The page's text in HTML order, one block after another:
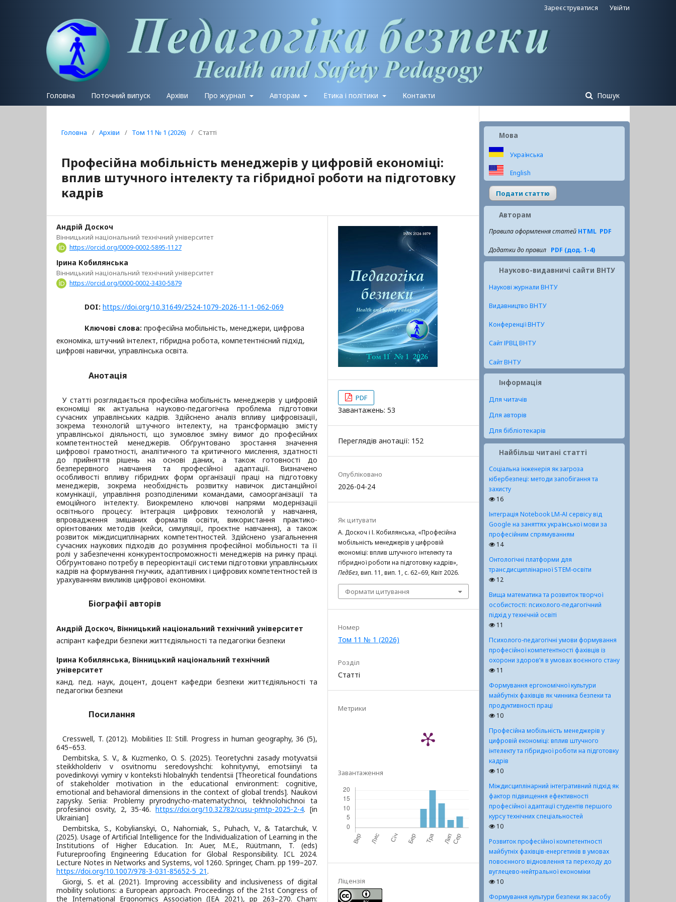
Головна Поточний випуск Архіви Про журнал Авторам Етика і політики Контакти Пошук
Зареєструватися Увійти
Головна / Архіви / Том 11 № 1 (2026) / Статті
Професійна мобільність менеджерів у цифровій економіці:
вплив штучного інтелекту та гібридної роботи на підготовку
кадрів
Андрій Доскоч
Вінницький національний технічний університет
https://orcid.org/0009-0002-5895-1127
Ірина Кобилянська
Вінницький національний технічний університет
https://orcid.org/0000-0002-3430-5879
DOI: https://doi.org/10.31649/2524-1079-2026-11-1-062-069
Ключові слова: професійна мобільність, менеджери, цифрова
економіка, штучний інтелект, гібридна робота, компетентнісний підхід,
цифрові навички, управлінська освіта.
Анотація
У статті розглядається професійна мобільність менеджерів у цифровій
економіці як актуальна науково-педагогічна проблема підготовки
сучасних управлінських кадрів. Здійснено аналіз впливу цифровізації,
зокрема технологій штучного інтелекту, на трансформацію змісту
управлінської діяльності, що зумовлює зміну вимог до професійних
компетентностей менеджерів. Обґрунтовано зростання значення
цифрової грамотності, аналітичного та критичного мислення, здатності
до прийняття рішень на основі даних, а також готовності до
безперервного навчання та професійної адаптації. Визначено
особливості впливу гібридних форм організації праці на підготовку
менеджерів, зокрема необхідність розвитку навичок дистанційної
комунікації, управління розподіленими командами, самоорганізації та
емоційного інтелекту. Виокремлено ключові напрями модернізації
освітнього процесу: інтеграція цифрових технологій у навчання,
впровадження змішаних форматів освіти, використання практико-
орієнтованих методів (кейси, симуляції, проєктне навчання), а також
розвиток міждисциплінарних компетентностей. Здійснено узагальнення
сучасних наукових підходів до розуміння професійної мобільності та її
ролі у забезпеченні конкурентоспроможності менеджерів на ринку праці.
Обґрунтовано потребу в переорієнтації системи підготовки управлінських
кадрів на формування гнучких, адаптивних і цифрових компетентностей із
урахуванням викликів цифрової економіки.
Біографії авторів
Андрій Доскоч, Вінницький національний технічний університет
аспірант кафедри безпеки життєдіяльності та педагогіки безпеки
Ірина Кобилянська, Вінницький національний технічний
університет
канд. пед. наук, доцент, доцент кафедри безпеки життєдіяльності та
педагогіки безпеки
Посилання
Cresswell, T. (2012). Mobilities II: Still. Progress in human geography, 36 (5),
645–653.
Dembitska, S. V., & Kuzmenko, O. S. (2025). Teoretychni zasady motyvatsii
steikkholderiv v osvitnomu seredovyshchi: kohnityvnyi, emotsiinyi ta
povedinkovyi vymiry v konteksti hlobalnykh tendentsii [Theoretical foundations
of stakeholder motivation in the educational environment: cognitive,
emotional and behavioral dimensions in the context of global trends]. Naukovi
zapysky. Seriia: Problemy pryrodnycho-matematychnoi, tekhnolohichnoi ta
profesiinoi osvity, 2, 35-46.https://doi.org/10.32782/cusu-pmtp-2025-2-4. [in
Ukrainian]
Dembitska, S., Kobylianskyi, O., Nahorniak, S., Puhach, V., & Tatarchuk, V.
(2025). Usage of Artificial Intelligence for the Individualization of Learning in the
Institutions of Higher Education. In: Auer, M.E., Rüütmann, T. (eds)
Futureproofing Engineering Education for Global Responsibility. ICL 2024.
Lecture Notes in Networks and Systems, vol 1260. Springer, Cham. pp 199–207.
https://doi.org/10.1007/978-3-031-85652-5_21.
Giorgi, S. et al. (2021). Improving accessibility and inclusiveness of digital
mobility solutions: a European approach. Proceedings of the 21st Congress of
the International Ergonomics Association (IEA 2021), pp 263–270. Cham:
PDF
Завантажень: 53
Переглядів анотації: 152
Опубліковано
2026-04-24
Як цитувати
А. Доскоч і І. Кобилянська, «Професійна
мобільність менеджерів у цифровій
економіці: вплив штучного інтелекту та
гібридної роботи на підготовку кадрів»,
ПедБез, вип. 11, вип. 1, с. 62–69, Квіт 2026.
Формати цитування
Номер
Том 11 № 1 (2026)
Розділ
Статті
Метрики
Завантаження
Ліцензія
Мова
Українська
English
Подати статтю
Авторам
Правила оформлення статей HTML PDF
Додатки до правил PDF (дод. 1-4)
Науково-видавничі сайти ВНТУ
Наукові журнали ВНТУ
Видавництво ВНТУ
Конференції ВНТУ
Сайт ІРВЦ ВНТУ
Сайт ВНТУ
Інформація
Для читачів
Для авторів
Для бібліотекарів
Найбільш читані статті
Соціальна інженерія як загроза
кібербезпеці: методи запобігання та
захисту
16
Інтеграція Notebook LM-АІ сервісу від
Google на заняттях української мови за
професійним спрямуванням
14
Онтологічні платформи для
трансдисциплінарної STEM-освіти
12
Вища математика та розвиток творчої
особистості: психолого-педагогічний
підхід у технічній освіті
11
Психолого-педагогічні умови формування
професійної компетентності фахівців із
охорони здоров’я в умовах воєнного стану
11
Формування ергономічної культури
майбутніх фахівців як чинника безпеки та
продуктивності праці
10
Професійна мобільність менеджерів у
цифровій економіці: вплив штучного
інтелекту та гібридної роботи на підготовку
кадрів
10
Міждисциплінарний інтегративний підхід як
фактор підвищення ефективності
професійної адаптації студентів першого
курсу технічних спеціальностей
10
Розвиток професійної компетентності
майбутніх фахівців-енергетиків в умовах
повоєнного відновлення та переходу до
вуглецево-нейтральної економіки
10
Формування культури безпеки як засобу